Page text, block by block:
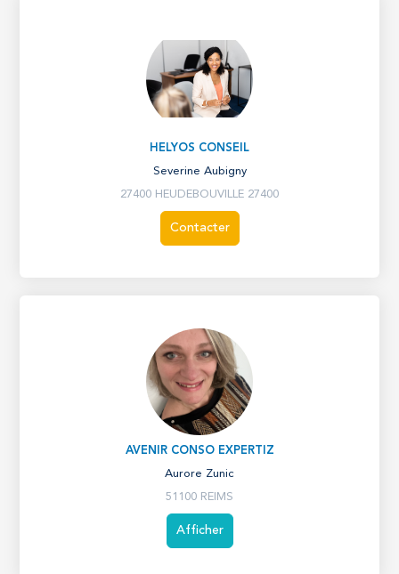
HELYOS CONSEIL
Severine Aubigny
27400 HEUDEBOUVILLE 27400
Contacter
AVENIR CONSO EXPERTIZ
Aurore Zunic
51100 REIMS
Afficher